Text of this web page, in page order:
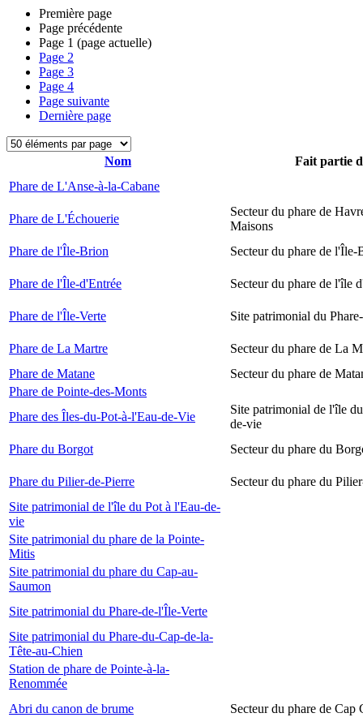
Première page
Page précédente
Page 1 (page actuelle)
Page 2
Page 3
Page 4
Page suivante
Dernière page
Nom
Fait partie
Phare de L'Anse-à-la-Cabane
Phare de L'Échouerie
Secteur du phare de
Maisons
Phare de l'Île-Brion
Secteur du phare de l'Île-
Phare de l'Île-d'Entrée Secteur du phare de l'île
Phare de l'Île-Verte Site patrimonial du
Phare de La Martre
Secteur du phare de La
Phare de Matane
Secteur du phare de
Phare de Pointe-des-Monts
Phare des Îles-du-Pot-à-l'Eau-de-Vie
Site patrimonial de l'île
de-vie
Phare du Borgot
Secteur du phare du
Phare du Pilier-de-Pierre
Secteur du phare du
Site patrimonial de l'île du Pot à l'Eau-de-
vie
Site patrimonial du phare de la Pointe-
Mitis
Site patrimonial du phare du Cap-au-
Saumon
Site patrimonial du Phare-de-l'Île-Verte
Site patrimonial du Phare-du-Cap-de-la-
Tête-au-Chien
Station de phare de Pointe-à-la-
Renommée
Abri du canon de brume
Secteur du phare de Cap